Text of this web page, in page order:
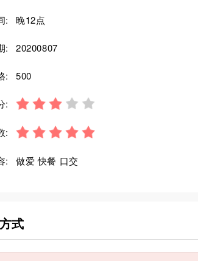
: 晚12点
: 20200807
: 500
:
:
: 做爱 快餐 口交
式